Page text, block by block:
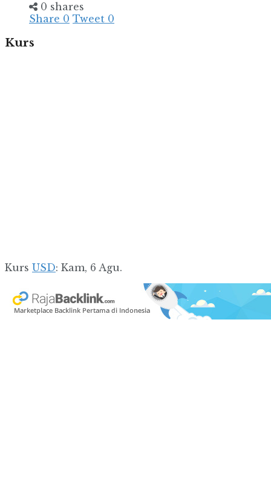
0 shares
Share 0 Tweet 0
Kurs
Kurs USD: Kam, 6 Agu.